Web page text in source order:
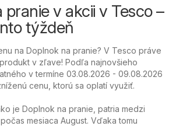
pranie v akcii v Tesco –
týždeň
na Doplnok na pranie? V Tesco práve
v zľave! Podľa najnovšieho
v termíne 03.08.2026 - 09.08.2026
cenu, ktorú sa oplatí využiť.
je Doplnok na pranie, patria medzi
mesiaca August. Vďaka tomu